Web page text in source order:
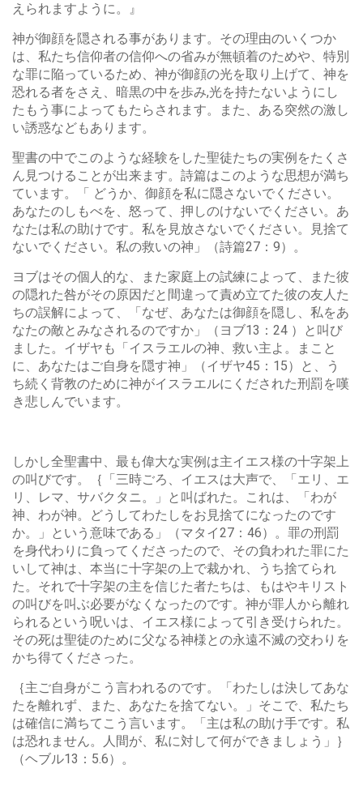
えられますように。』
神が御顔を隠される事があります。その理由のいくつか
は、私たち信仰者の信仰への省みが無頓着のためや、特別
な罪に陥っているため、神が御顔の光を取り上げて、神を
恐れる者をさえ、暗黒の中を歩み,光を持たないようにし
たもう事によってもたらされます。また、ある突然の激し
い誘惑などもあります。
聖書の中でこのような経験をした聖徒たちの実例をたくさ
ん見つけることが出来ます。詩篇はこのような思想が満ち
ています。「 どうか、御顔を私に隠さないでください。
あなたのしもべを、怒って、押しのけないでください。あ
なたは私の助けです。私を見放さないでください。見捨て
ないでください。私の救いの神」（詩篇27：9）。
ヨブはその個人的な、また家庭上の試練によって、また彼
の隠れた咎がその原因だと間違って責め立てた彼の友人た
ちの誤解によって、「なぜ、あなたは御顔を隠し、私をあ
なたの敵とみなされるのですか」（ヨブ13：24 ）と叫び
ました。イザヤも「イスラエルの神、救い主よ。まこと
に、あなたはご自身を隠す神」（イザヤ45：15）と、う
ち続く背教のために神がイスラエルにくだされた刑罰を嘆
き悲しんでいます。
しかし全聖書中、最も偉大な実例は主イエス様の十字架上
の叫びです。｛「三時ごろ、イエスは大声で、「エリ、エ
リ、レマ、サバクタニ。」と叫ばれた。これは、「わが
神、わが神。どうしてわたしをお見捨てになったのです
か。」という意味である」（マタイ27：46）。罪の刑罰
を身代わりに負ってくださったので、その負われた罪にた
いして神は、本当に十字架の上で裁かれ、うち捨てられ
た。それで十字架の主を信じた者たちは、もはやキリスト
の叫びを叫ぶ必要がなくなったのです。神が罪人から離れ
られるという呪いは、イエス様によって引き受けられた。
その死は聖徒のために父なる神様との永遠不滅の交わりを
かち得てくださった。
｛主ご自身がこう言われるのです。「わたしは決してあな
たを離れず、また、あなたを捨てない。」そこで、私たち
は確信に満ちてこう言います。「主は私の助け手です。私
は恐れません。人間が、私に対して何ができましょう」｝
（ヘブル13：5.6）。